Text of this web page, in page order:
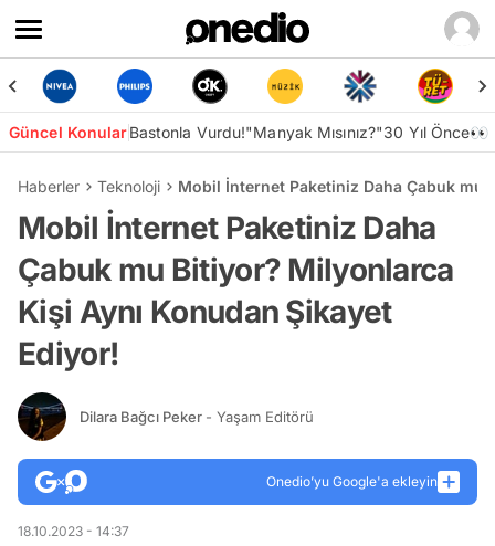
Güncel KonularBastonla Vurdu!"Manyak Mısınız?"30 Yıl Önce👀
Haberler Teknoloji Mobil İnternet Paketiniz Daha Çabuk mu
Mobil İnternet Paketiniz Daha
Çabuk mu Bitiyor? Milyonlarca
Kişi Aynı Konudan Şikayet
Ediyor!
Dilara Bağcı Peker - Yaşam Editörü
Onedio’yu Google'a ekleyin
18.10.2023 - 14:37